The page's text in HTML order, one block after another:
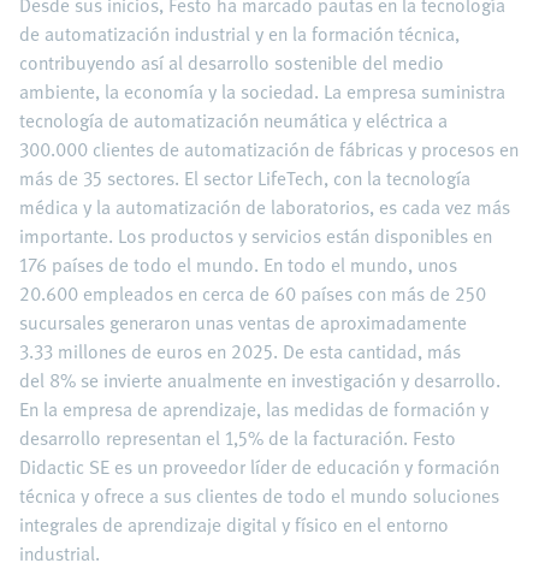
de automatización industrial y en la formación técnica,
contribuyendo así al desarrollo sostenible del medio
ambiente, la economía y la sociedad. La empresa suministra
tecnología de automatización neumática y eléctrica a
300.000 clientes de automatización de fábricas y procesos en
más de 35 sectores. El sector LifeTech, con la tecnología
médica y la automatización de laboratorios, es cada vez más
importante. Los productos y servicios están disponibles en
176 países de todo el mundo. En todo el mundo, unos
20.600 empleados en cerca de 60 países con más de 250
sucursales generaron unas ventas de aproximadamente
3.33 millones de euros en 2025. De esta cantidad, más
del 8% se invierte anualmente en investigación y desarrollo.
En la empresa de aprendizaje, las medidas de formación y
desarrollo representan el 1,5% de la facturación. Festo
Didactic SE es un proveedor líder de educación y formación
técnica y ofrece a sus clientes de todo el mundo soluciones
integrales de aprendizaje digital y físico en el entorno
industrial.